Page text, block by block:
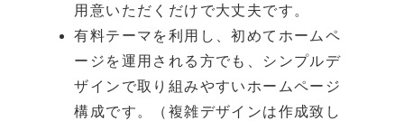
用意いただくだけで大丈夫です。
有料テーマを利用し、初めてホームペ
ージを運用される方でも、シンプルデ
ザインで取り組みやすいホームページ
構成です。（複雑デザインは作成致し